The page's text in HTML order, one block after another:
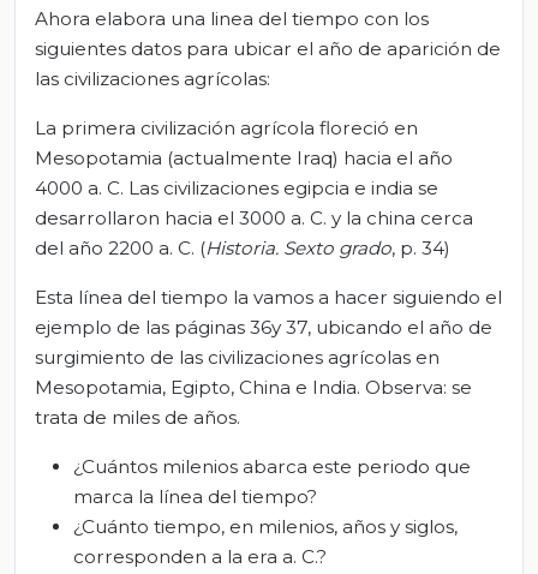
Ahora elabora una linea del tiempo con los
siguientes datos para ubicar el año de aparición de
las civilizaciones agrícolas:
La primera civilización agrícola floreció en
Mesopotamia (actualmente Iraq) hacia el año
4000 a. C. Las civilizaciones egipcia e india se
desarrollaron hacia el 3000 a. C. y la china cerca
del año 2200 a. C. (Historia. Sexto grado, p. 34)
Esta línea del tiempo la vamos a hacer siguiendo el
ejemplo de las páginas 36y 37, ubicando el año de
surgimiento de las civilizaciones agrícolas en
Mesopotamia, Egipto, China e India. Observa: se
trata de miles de años.
¿Cuántos milenios abarca este periodo que
marca la línea del tiempo?
¿Cuánto tiempo, en milenios, años y siglos,
corresponden a la era a. C.?